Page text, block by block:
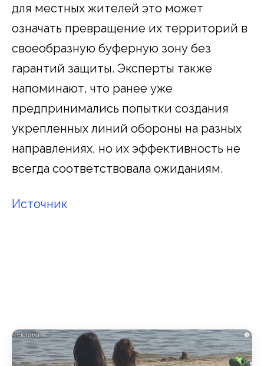
для местных жителей это может
означать превращение их территорий в
своеобразную буферную зону без
гарантий защиты. Эксперты также
напоминают, что ранее уже
предпринимались попытки создания
укрепленных линий обороны на разных
направлениях, но их эффективность не
всегда соответствовала ожиданиям.
Источник
i